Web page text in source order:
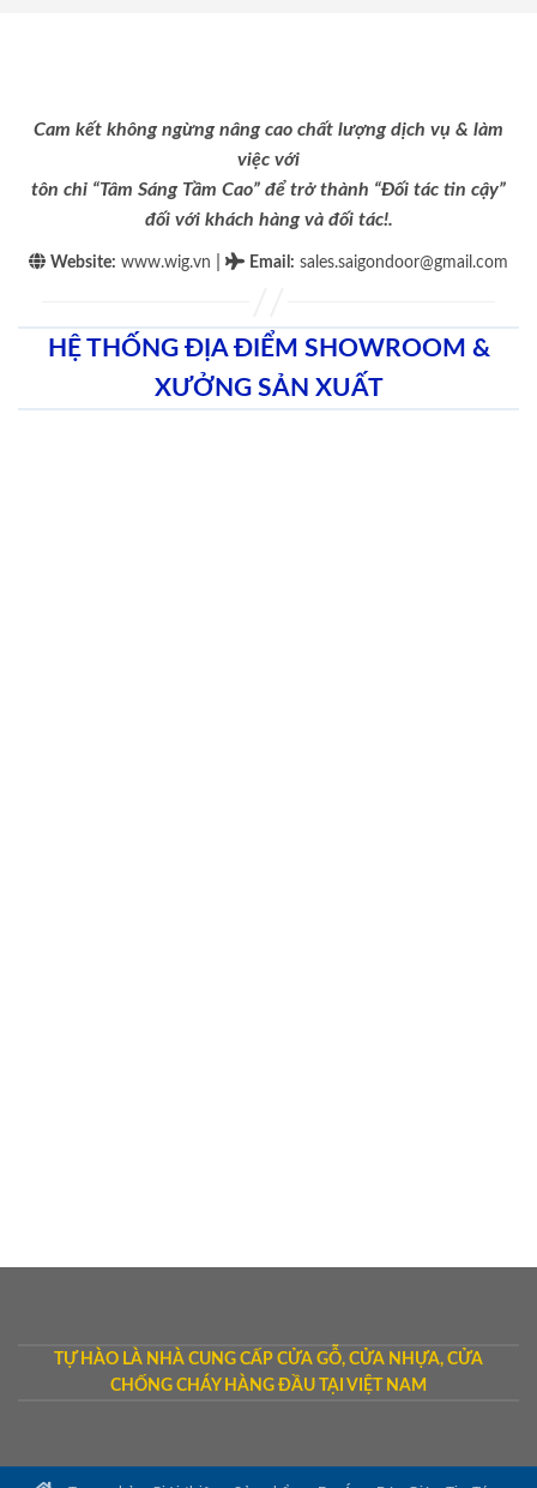
Cam kết không ngừng nâng cao chất lượng dịch vụ & làm
việc với
tôn chỉ “Tâm Sáng Tầm Cao” để trở thành “Đối tác tin cậy”
đối với khách hàng và đối tác!.
Website: www.wig.vn Email : sales.saigondoor@gmail.com
HỆ THỐNG ĐỊA ĐIỂM SHOWROOM &
XƯỞNG SẢN XUẤT
TỰ HÀO LÀ NHÀ CUNG CẤP CỬA GỖ, CỬA NHỰA, CỬA
CHỐNG CHÁY HÀNG ĐẦU TẠI VIỆT NAM